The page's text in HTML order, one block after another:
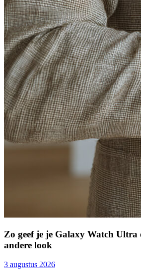
Zo geef je je Galaxy Watch Ultra
andere look
3 augustus 2026